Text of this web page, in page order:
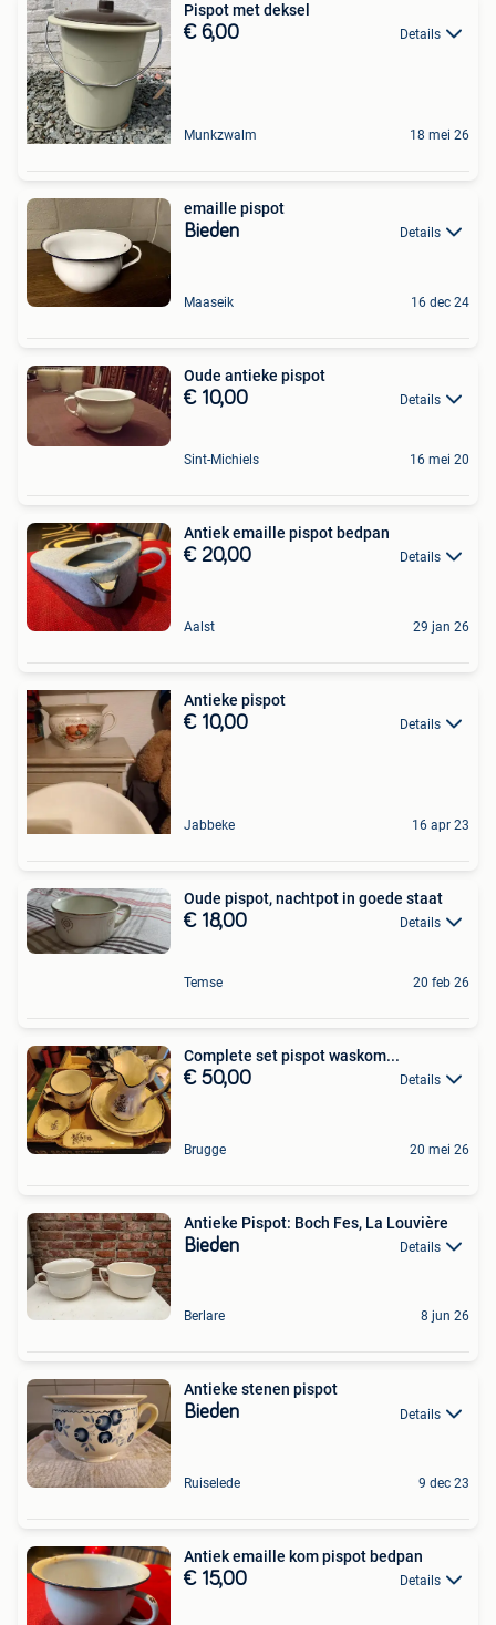
Pispot met deksel
€ 6,00 Details
Munkzwalm 18 mei 26
emaille pispot
Bieden Details
Maaseik 16 dec 24
Oude antieke pispot
€ 10,00 Details
Sint-Michiels 16 mei 20
Antiek emaille pispot bedpan
€ 20,00 Details
Aalst 29 jan 26
Antieke pispot
€ 10,00 Details
Jabbeke 16 apr 23
Oude pispot, nachtpot in goede staat
€ 18,00 Details
Temse 20 feb 26
Complete set pispot waskom...
€ 50,00 Details
Brugge 20 mei 26
Antieke Pispot: Boch Fes, La Louvière
Bieden Details
Berlare 8 jun 26
Antieke stenen pispot
Bieden Details
Ruiselede 9 dec 23
Antiek emaille kom pispot bedpan
€ 15,00 Details